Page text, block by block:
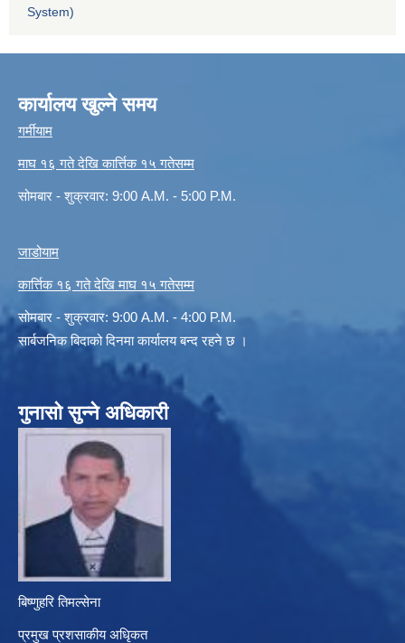
System)
कार्यालय खुल्ने समय
गर्मीयाम
माघ १६ गते देखि कार्त्तिक १५ गतेसम्म
सोमबार - शुक्रवार: 9:00 A.M. - 5:00 P.M.
जाडोयाम
कार्त्तिक १६ गते देखि माघ १५ गतेसम्म
सोमबार - शुक्रवार: 9:00 A.M. - 4:00 P.M.
सार्बजनिक बिदाको दिनमा कार्यालय बन्द रहने छ ।
गुनासो सुन्ने अधिकारी
बिष्णुहरि तिमल्सेना
प्रमुख प्रशसाकीय अधिृकत